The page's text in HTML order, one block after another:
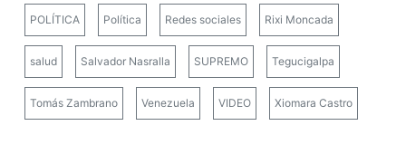
POLÍTICA Política Redes sociales Rixi Moncada
salud Salvador Nasralla SUPREMO Tegucigalpa
Tomás Zambrano Venezuela VIDEO Xiomara Castro